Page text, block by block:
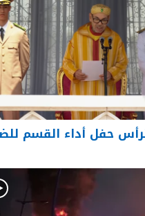
حفل أداء القسم